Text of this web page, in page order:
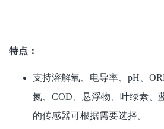
特点：
支持溶解氧、电导率、pH、
氮、COD、悬浮物、叶绿素、
的传感器可根据需要选择。